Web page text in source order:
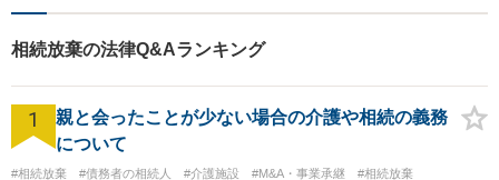
相続放棄の法律Q&Aランキング
1
親と会ったことが少ない場合の介護や相続の義務
について
#相続放棄 #債務者の相続人 #介護施設 #M&A・事業承継 #相続放棄